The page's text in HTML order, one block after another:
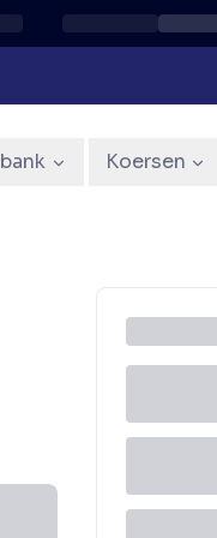
Koersen